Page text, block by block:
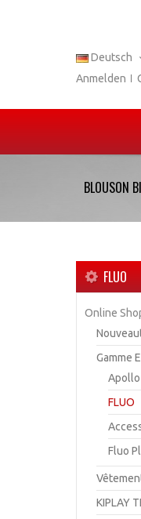
Deutsch
Anmelden
BLOUSON
FLUO
Online
Gamme
Apollo
FLUO
Fluo
KIPLAY